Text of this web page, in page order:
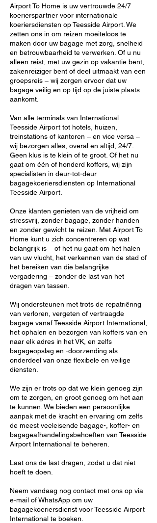
Airport To Home is uw vertrouwde 24/7
koerierspartner voor internationale
koeriersdiensten op Teesside Airport. We
zetten ons in om reizen moeiteloos te
maken door uw bagage met zorg, snelheid
en betrouwbaarheid te verwerken. Of u nu
alleen reist, met uw gezin op vakantie bent,
zakenreiziger bent of deel uitmaakt van een
groepsreis – wij zorgen ervoor dat uw
bagage veilig en op tijd op de juiste plaats
aankomt.
Van alle terminals van International
Teesside Airport tot hotels, huizen,
treinstations of kantoren – en vice versa –
wij bezorgen alles, overal en altijd, 24/7.
Geen klus is te klein of te groot. Of het nu
gaat om één of honderd koffers, wij zijn
specialisten in deur-tot-deur
bagagekoeriersdiensten op International
Teesside Airport.
Onze klanten genieten van de vrijheid om
stressvrij, zonder bagage, zonder handen
en zonder gewicht te reizen. Met Airport To
Home kunt u zich concentreren op wat
belangrijk is – of het nu gaat om het halen
van uw vlucht, het verkennen van de stad of
het bereiken van die belangrijke
vergadering – zonder de last van het
dragen van tassen.
Wij ondersteunen met trots de repatriëring
van verloren, vergeten of vertraagde
bagage vanaf Teesside Airport International,
het ophalen en bezorgen van koffers van en
naar elk adres in het VK, en zelfs
bagageopslag en -doorzending als
onderdeel van onze flexibele en veilige
diensten.
We zijn er trots op dat we klein genoeg zijn
om te zorgen, en groot genoeg om het aan
te kunnen. We bieden een persoonlijke
aanpak met de kracht en ervaring om zelfs
de meest veeleisende bagage-, koffer- en
bagageafhandelingsbehoeften van Teesside
Airport International te beheren.
Laat ons de last dragen, zodat u dat niet
hoeft te doen.
Neem vandaag nog contact met ons op via
e-mail of WhatsApp om uw
bagagekoeriersdienst voor Teesside Airport
International te boeken.